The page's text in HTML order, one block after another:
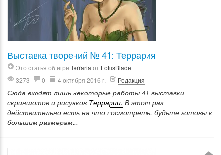
Выставка творений № 41: Террария
Это статья об игре Terraria от LotusBlade
3273
0 4 октября 2016 г. Редакция
Сюда входят лишь некоторые работы 41 выставки
скриншотов и рисунков Террарии. В этот раз
действительно есть на что посмотреть, будьте готовы к
большим размерам...